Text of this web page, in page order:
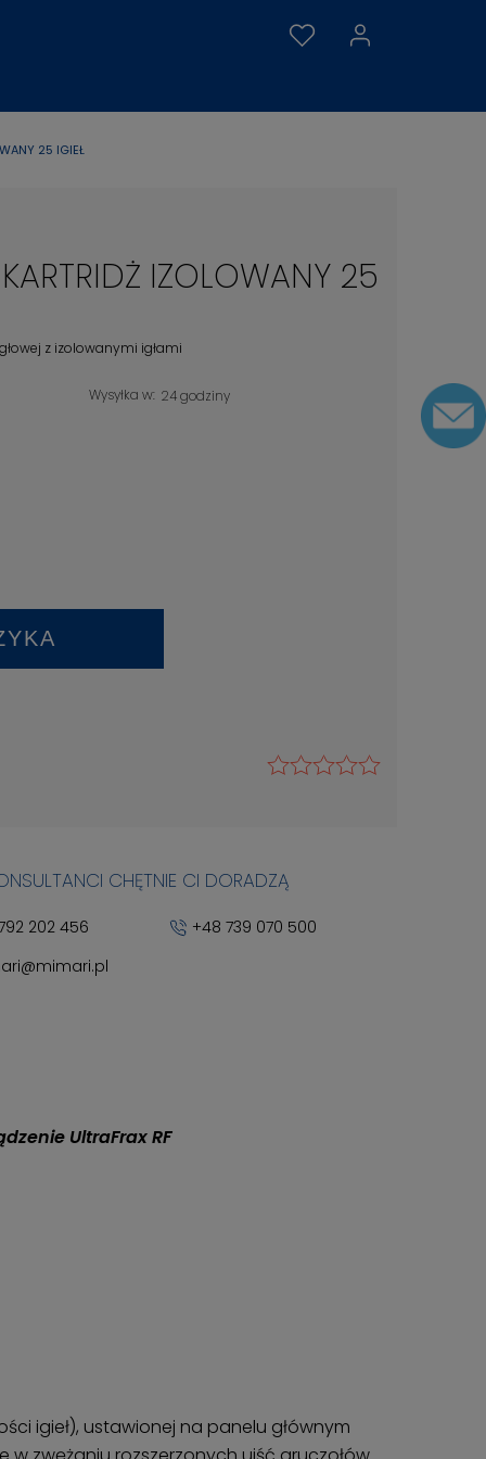
25 IGIEŁ
KARTRIDŻ IZOLOWANY 25
z izolowanymi igłami
Wysyłka w: 24 godziny
CHĘTNIE CI DORADZĄ
202 456
+48 739 070 500
UltraFrax RF
igieł), ustawionej na panelu głównym